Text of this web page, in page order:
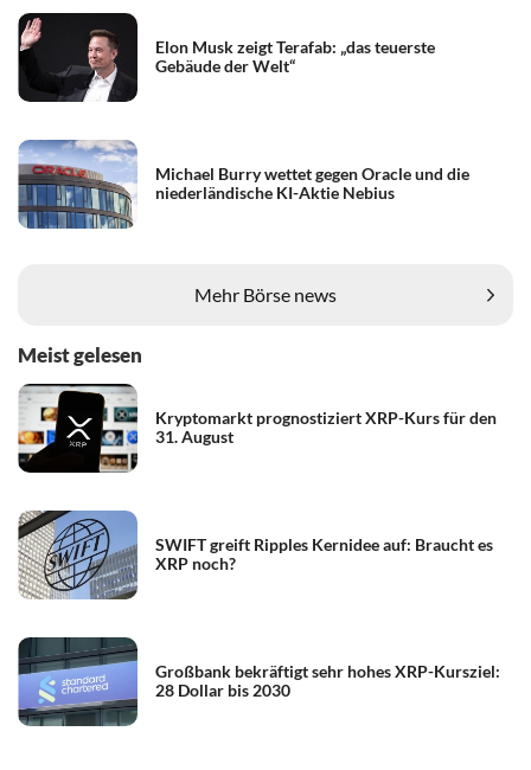
Elon Musk zeigt Terafab: „das teuerste
Gebäude der Welt“
Michael Burry wettet gegen Oracle und die
niederländische KI-Aktie Nebius
Mehr Börse news
Meist gelesen
Kryptomarkt prognostiziert XRP-Kurs für den
31. August
SWIFT greift Ripples Kernidee auf: Braucht es
XRP noch?
Großbank bekräftigt sehr hohes XRP-Kursziel:
28 Dollar bis 2030